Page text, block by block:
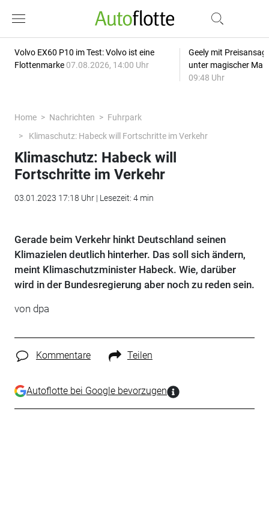
Volvo EX60 P10 im Test: Volvo ist eine
Flottenmarke 07.08.2026, 14:00 Uhr
Geely mit
unter magischer
09:48 Uhr
Home Nachrichten
Fuhrpark
Klimaschutz: Habeck will Fortschritte im Verkehr
Klimaschutz: Habeck will
Fortschritte im Verkehr
03.01.2023 17:18 Uhr | Lesezeit: 4 min
Gerade beim Verkehr hinkt Deutschland seinen
Klimazielen deutlich hinterher. Das soll sich ändern,
meint Klimaschutzminister Habeck. Wie, darüber
wird in der Bundesregierung aber noch zu reden sein.
von dpa
Kommentare Teilen
Autoflotte bei Google bevorzugen